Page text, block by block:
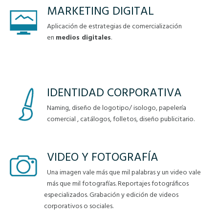
MARKETING DIGITAL
Aplicación de estrategias de comercialización
en medios digitales.
IDENTIDAD CORPORATIVA
Naming, diseño de logotipo/ isologo, papelería
comercial , catálogos, folletos, diseño publicitario.
VIDEO Y FOTOGRAFÍA
Una imagen vale más que mil palabras y un video vale
más que mil fotografías. Reportajes fotográficos
especializados. Grabación y edición de videos
corporativos o sociales.